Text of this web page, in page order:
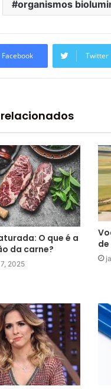
organismos
Facebook Twitter
O que é a
da carne?
2025